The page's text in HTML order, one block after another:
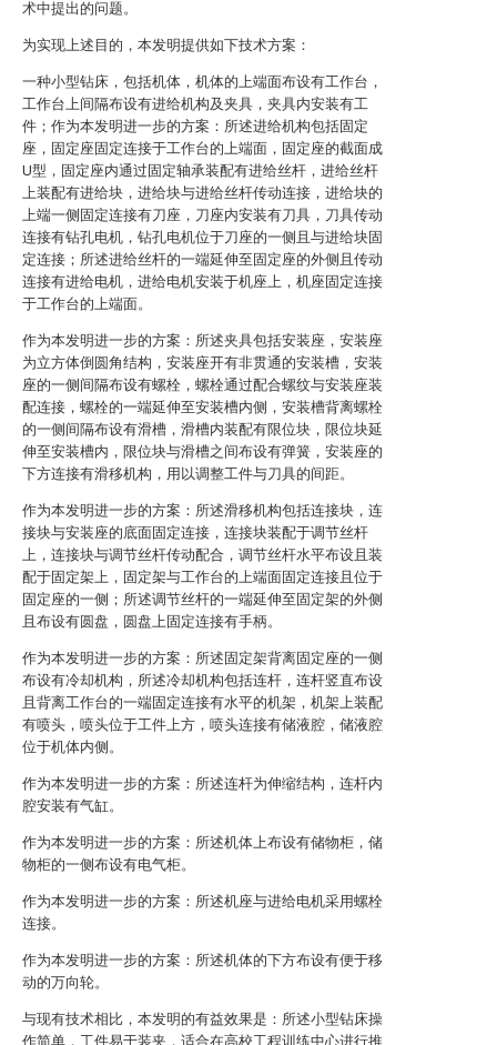
术中提出的问题。
为实现上述目的，本发明提供如下技术方案：
一种小型钻床，包括机体，机体的上端面布设有工作台，
工作台上间隔布设有进给机构及夹具，夹具内安装有工
件；作为本发明进一步的方案：所述进给机构包括固定
座，固定座固定连接于工作台的上端面，固定座的截面成
U型，固定座内通过固定轴承装配有进给丝杆，进给丝杆
上装配有进给块，进给块与进给丝杆传动连接，进给块的
上端一侧固定连接有刀座，刀座内安装有刀具，刀具传动
连接有钻孔电机，钻孔电机位于刀座的一侧且与进给块固
定连接；所述进给丝杆的一端延伸至固定座的外侧且传动
连接有进给电机，进给电机安装于机座上，机座固定连接
于工作台的上端面。
作为本发明进一步的方案：所述夹具包括安装座，安装座
为立方体倒圆角结构，安装座开有非贯通的安装槽，安装
座的一侧间隔布设有螺栓，螺栓通过配合螺纹与安装座装
配连接，螺栓的一端延伸至安装槽内侧，安装槽背离螺栓
的一侧间隔布设有滑槽，滑槽内装配有限位块，限位块延
伸至安装槽内，限位块与滑槽之间布设有弹簧，安装座的
下方连接有滑移机构，用以调整工件与刀具的间距。
作为本发明进一步的方案：所述滑移机构包括连接块，连
接块与安装座的底面固定连接，连接块装配于调节丝杆
上，连接块与调节丝杆传动配合，调节丝杆水平布设且装
配于固定架上，固定架与工作台的上端面固定连接且位于
固定座的一侧；所述调节丝杆的一端延伸至固定架的外侧
且布设有圆盘，圆盘上固定连接有手柄。
作为本发明进一步的方案：所述固定架背离固定座的一侧
布设有冷却机构，所述冷却机构包括连杆，连杆竖直布设
且背离工作台的一端固定连接有水平的机架，机架上装配
有喷头，喷头位于工件上方，喷头连接有储液腔，储液腔
位于机体内侧。
作为本发明进一步的方案：所述连杆为伸缩结构，连杆内
腔安装有气缸。
作为本发明进一步的方案：所述机体上布设有储物柜，储
物柜的一侧布设有电气柜。
作为本发明进一步的方案：所述机座与进给电机采用螺栓
连接。
作为本发明进一步的方案：所述机体的下方布设有便于移
动的万向轮。
与现有技术相比，本发明的有益效果是：所述小型钻床操
作简单，工件易于装夹，适合在高校工程训练中心进行推